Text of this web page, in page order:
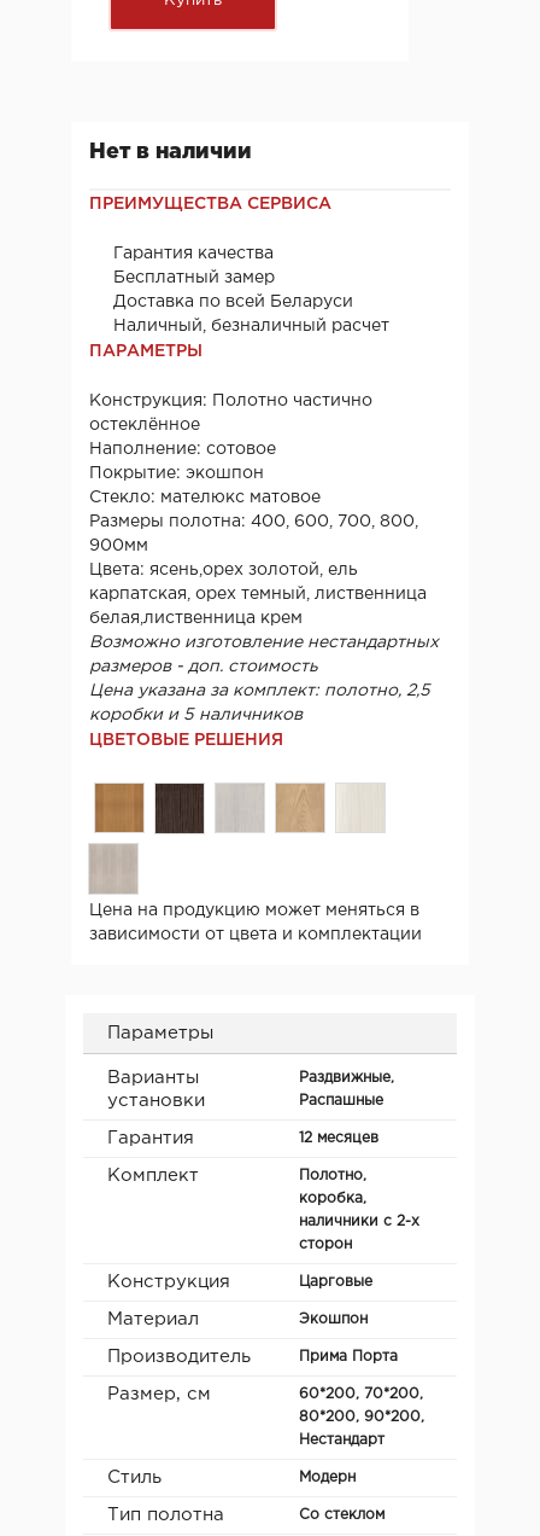
Нет в наличии
ПРЕИМУЩЕСТВА СЕРВИСА
Гарантия качества
Бесплатный замер
Доставка по всей Беларуси
Наличный, безналичный расчет
ПАРАМЕТРЫ
Конструкция: Полотно частично
остеклённое
Наполнение: сотовое
Покрытие: экошпон
Стекло: мателюкс матовое
Размеры полотна: 400, 600, 700, 800,
900мм
Цвета: ясень,орех золотой, ель
карпатская, орех темный, лиственница
белая,лиственница крем
Возможно изготовление нестандартных
размеров - доп. стоимость
Цена указана за комплект: полотно, 2,5
коробки и 5 наличников
ЦВЕТОВЫЕ РЕШЕНИЯ
Цена на продукцию может меняться в
зависимости от цвета и комплектации
Параметры
Варианты
установки
Раздвижные,
Распашные
Гарантия 12 месяцев
Комплект
Полотно,
коробка,
наличники с 2-х
сторон
Конструкция Царговые
Материал Экошпон
Производитель Прима Порта
Размер, см
60*200, 70*200,
80*200, 90*200,
Нестандарт
Стиль Модерн
Тип полотна Со стеклом